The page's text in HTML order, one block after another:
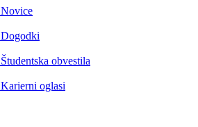
Novice
Dogodki
Študentska obvestila
Karierni oglasi